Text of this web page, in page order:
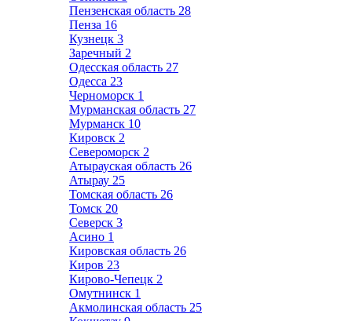
Пензенская область 28
Пенза 16
Кузнецк 3
Заречный 2
Одесская область 27
Одесса 23
Черноморск 1
Мурманская область 27
Мурманск 10
Кировск 2
Североморск 2
Атырауская область 26
Атырау 25
Томская область 26
Томск 20
Северск 3
Асино 1
Кировская область 26
Киров 23
Кирово-Чепецк 2
Омутнинск 1
Акмолинская область 25